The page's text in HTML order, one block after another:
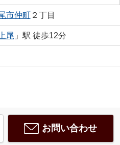
市仲町２丁目
上尾 」駅 徒歩12分
お問い合わせ